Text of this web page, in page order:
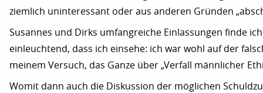
ziemlich uninteressant oder aus anderen Gründen
Susannes und Dirks umfangreiche Einlassungen finde
einleuchtend, dass ich einsehe: ich war wohl auf der
meinem Versuch, das Ganze über „Verfall männlicher
Womit dann auch die Diskussion der möglichen